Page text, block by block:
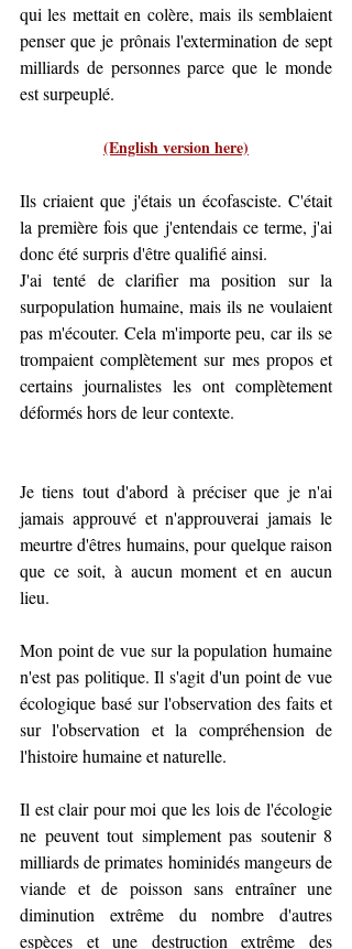
qui les mettait en colère, mais ils semblaient
penser que je prônais l'extermination de sept
milliards de personnes parce que le monde
est surpeuplé.
(English version here)
Ils criaient que j'étais un écofasciste. C'était
la première fois que j'entendais ce terme, j'ai
donc été surpris d'être qualifié ainsi.
J'ai tenté de clarifier ma position sur la
surpopulation humaine, mais ils ne voulaient
pas m'écouter. Cela m'importe peu, car ils se
trompaient complètement sur mes propos et
certains journalistes les ont complètement
déformés hors de leur contexte.
Je tiens tout d'abord à préciser que je n'ai
jamais approuvé et n'approuverai jamais le
meurtre d'êtres humains, pour quelque raison
que ce soit, à aucun moment et en aucun
lieu.
Mon point de vue sur la population humaine
n'est pas politique. Il s'agit d'un point de vue
écologique basé sur l'observation des faits et
sur l'observation et la compréhension de
l'histoire humaine et naturelle.
Il est clair pour moi que les lois de l'écologie
ne peuvent tout simplement pas soutenir 8
milliards de primates hominidés mangeurs de
viande et de poisson sans entraîner une
diminution extrême du nombre d'autres
espèces et une destruction extrême des